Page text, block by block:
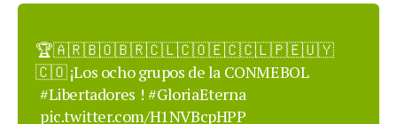
🏆🇦🇷🇧🇴🇧🇷🇨🇱🇨🇴🇪🇨🇨🇱🇵🇪🇺🇾
🇨🇴 ¡Los ocho grupos de la CONMEBOL
#Libertadores ! #GloriaEterna
pic.twitter.com/H1NVBcpHPP